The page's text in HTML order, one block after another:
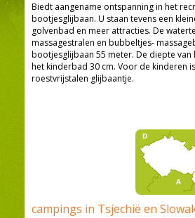
Biedt aangename ontspanning in het
bootjesglijbaan. U staan tevens een
golvenbad en meer attracties. De
massagestralen en bubbeltjes-
bootjesglijbaan 55 meter. De diepte
het kinderbad 30 cm. Voor de kinderen
roestvrijstalen glijbaantje.
campings in Tsjechië en